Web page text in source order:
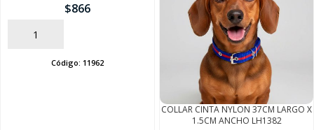
$866
AÑADIR
Código: 11962
COLLAR CINTA NYLON 37CM LARGO X
1.5CM ANCHO LH1382